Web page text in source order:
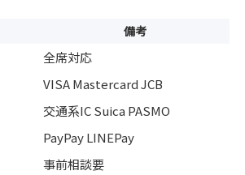
備考
全席対応
VISA Mastercard JCB
交通系IC Suica PASMO
PayPay LINEPay
事前相談要